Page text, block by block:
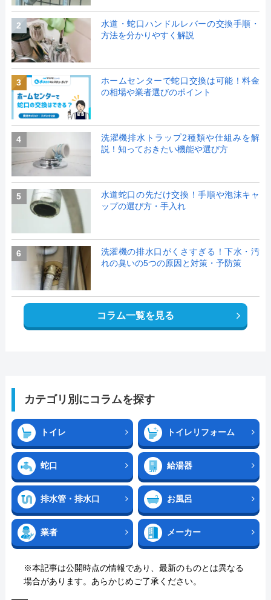
2
水道・蛇口ハンドルレバーの交換手順・
方法を分かりやすく解説
3
ホームセンターで蛇口交換は可能！料金
の相場や業者選びのポイント
4
洗濯機排水トラップ2種類や仕組みを解
説！知っておきたい機能や選び方
5
水道蛇口の先だけ交換！手順や泡沫キャ
ップの選び方・手入れ
6
洗濯機の排水口がくさすぎる！下水・汚
れの臭いの5つの原因と対策・予防策
コラム一覧を見る
カテゴリ別にコラムを探す
トイレ トイレリフォーム
蛇口 給湯器
排水管・排水口 お風呂
業者 メーカー
※本記事は公開時点の情報であり、最新のものとは異なる
場合があります。あらかじめご了承ください。